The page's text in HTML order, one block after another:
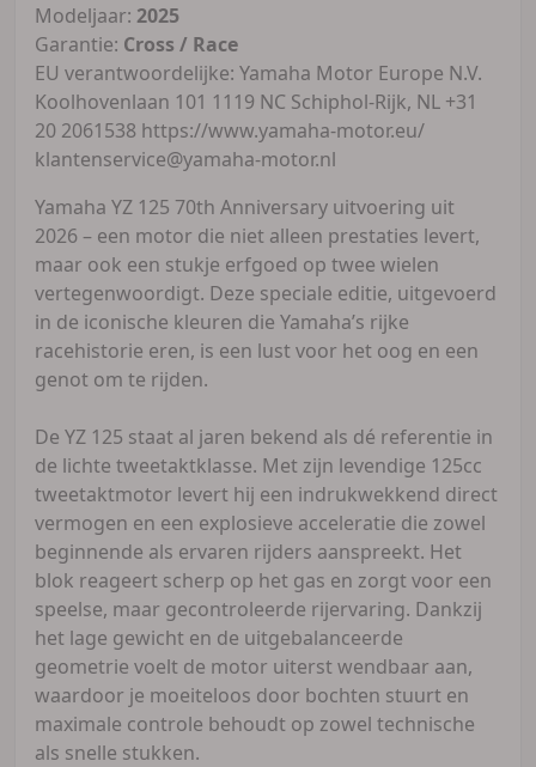
Modeljaar: 2025
Garantie: Cross / Race
EU verantwoordelijke: Yamaha Motor Europe N.V.
Koolhovenlaan 101 1119 NC Schiphol-Rijk, NL +31
20 2061538 https://www.yamaha-motor.eu/
klantenservice@yamaha-motor.nl
Yamaha YZ 125 70th Anniversary uitvoering uit
2026 – een motor die niet alleen prestaties levert,
maar ook een stukje erfgoed op twee wielen
vertegenwoordigt. Deze speciale editie, uitgevoerd
in de iconische kleuren die Yamaha’s rijke
racehistorie eren, is een lust voor het oog en een
genot om te rijden.
De YZ 125 staat al jaren bekend als dé referentie in
de lichte tweetaktklasse. Met zijn levendige 125cc
tweetaktmotor levert hij een indrukwekkend direct
vermogen en een explosieve acceleratie die zowel
beginnende als ervaren rijders aanspreekt. Het
blok reageert scherp op het gas en zorgt voor een
speelse, maar gecontroleerde rijervaring. Dankzij
het lage gewicht en de uitgebalanceerde
geometrie voelt de motor uiterst wendbaar aan,
waardoor je moeiteloos door bochten stuurt en
maximale controle behoudt op zowel technische
als snelle stukken.